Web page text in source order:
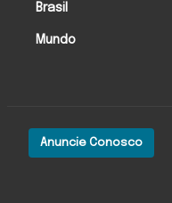
Anuncie Conosco
Brasil
Mundo